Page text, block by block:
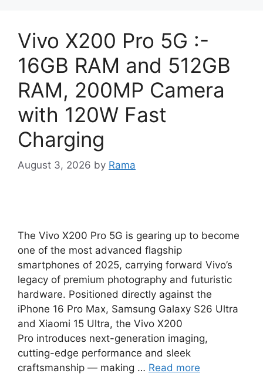
Vivo X200 Pro 5G :-
16GB RAM and 512GB
RAM, 200MP Camera
with 120W Fast
Charging
August 3, 2026 by Rama
The Vivo X200 Pro 5G is gearing up to become
one of the most advanced flagship
smartphones of 2025, carrying forward Vivo’s
legacy of premium photography and futuristic
hardware. Positioned directly against the
iPhone 16 Pro Max, Samsung Galaxy S26 Ultra
and Xiaomi 15 Ultra, the Vivo X200
Pro introduces next-generation imaging,
cutting-edge performance and sleek
craftsmanship — making … Read more